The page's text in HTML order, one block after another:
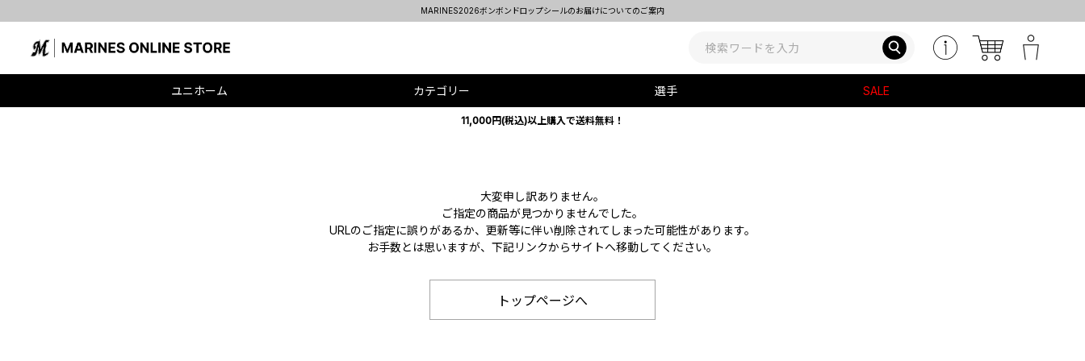
MARINES2026ボンボンドロップシールのお届けについてのご案内
ユニホーム カテゴリー 選手 SALE
11,000円(税込)以上購入で送料無料！
大変申し訳ありません。
ご指定の商品が見つかりませんでした。
URLのご指定に誤りがあるか、更新等に伴い削除されてしまった可能性があります。
お手数とは思いますが、下記リンクからサイトへ移動してください。
トップページへ